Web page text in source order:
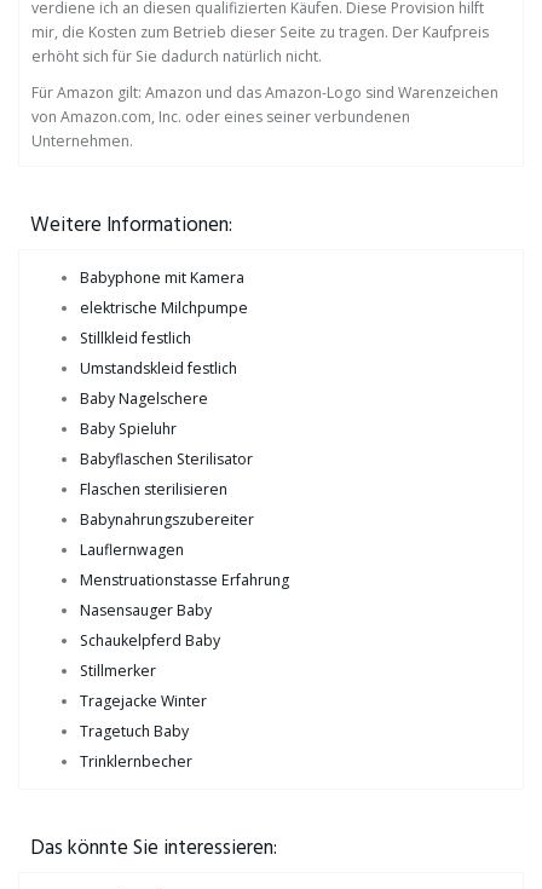
verdiene ich an diesen qualifizierten Käufen. Diese Provision hilft
mir, die Kosten zum Betrieb dieser Seite zu tragen. Der Kaufpreis
erhöht sich für Sie dadurch natürlich nicht.
Für Amazon gilt: Amazon und das Amazon-Logo sind Warenzeichen
von Amazon.com, Inc. oder eines seiner verbundenen
Unternehmen.
Weitere Informationen:
Babyphone mit Kamera
elektrische Milchpumpe
Stillkleid festlich
Umstandskleid festlich
Baby Nagelschere
Baby Spieluhr
Babyflaschen Sterilisator
Flaschen sterilisieren
Babynahrungszubereiter
Lauflernwagen
Menstruationstasse Erfahrung
Nasensauger Baby
Schaukelpferd Baby
Stillmerker
Tragejacke Winter
Tragetuch Baby
Trinklernbecher
Das könnte Sie interessieren: